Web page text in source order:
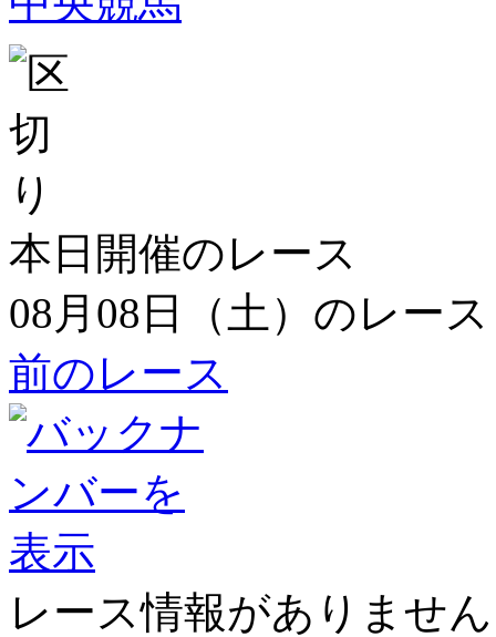
本日開催のレース
08月08日（土）のレース
前のレース
レース情報がありませ